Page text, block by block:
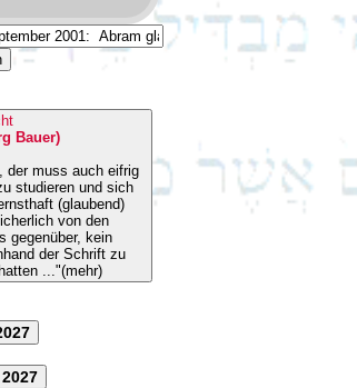
Bauer)
der muss auch eifrig
studieren und sich
(glaubend)
gegenüber, kein
der Schrift zu
..."(mehr)